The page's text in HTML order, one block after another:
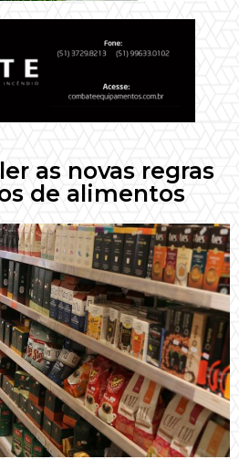
as novas regras
de alimentos